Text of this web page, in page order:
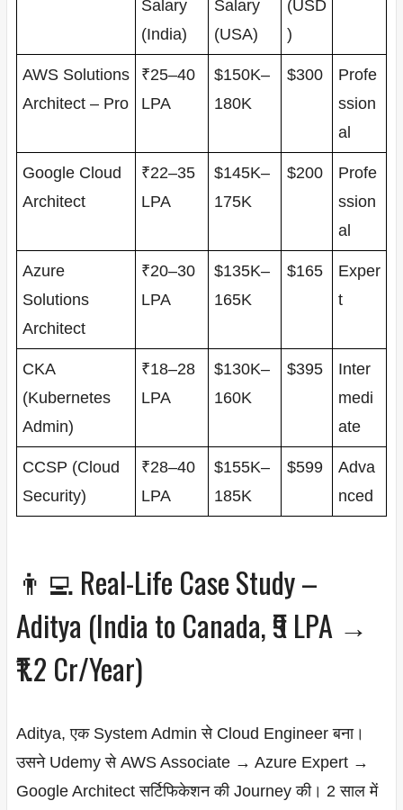
Salary
(India)
Salary
(USA)
(USD
)
AWS Solutions
Architect – Pro
₹25–40
LPA
$150K–
180K
$300
Profe
ssion
al
Google Cloud
Architect
₹22–35
LPA
$145K–
175K
$200
Profe
ssion
al
Azure
Solutions
Architect
₹20–30
LPA
$135K–
165K
$165
Exper
t
CKA
(Kubernetes
Admin)
₹18–28
LPA
$130K–
160K
$395
Inter
medi
ate
CCSP (Cloud
Security)
₹28–40
LPA
$155K–
185K
$599
Adva
nced
👨‍💻 Real-Life Case Study –
Aditya (India to Canada, ₹9 LPA →
₹1.2 Cr/Year)
Aditya, एक System Admin से Cloud Engineer बना।
उसने Udemy से AWS Associate → Azure Expert →
Google Architect सर्टिफिकेशन की Journey की। 2 साल में